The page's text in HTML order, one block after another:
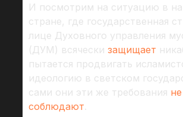
И посмотрим на ситуацию в
стране, где государственная
лице Духовного управления
(ДУМ) всячески защищает
пытается продвигать
идеологию в светском
сами они эти же требования не
соблюдают.